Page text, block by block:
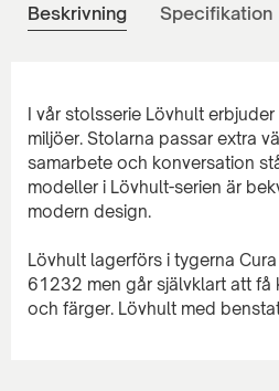
Beskrivning Specifikation
I vår stolsserie Lövhult
miljöer. Stolarna passar extra
samarbete och konversation
modeller i Lövhult-serien är
modern design.
Lövhult lagerförs i tygerna
61232 men går självklart att få